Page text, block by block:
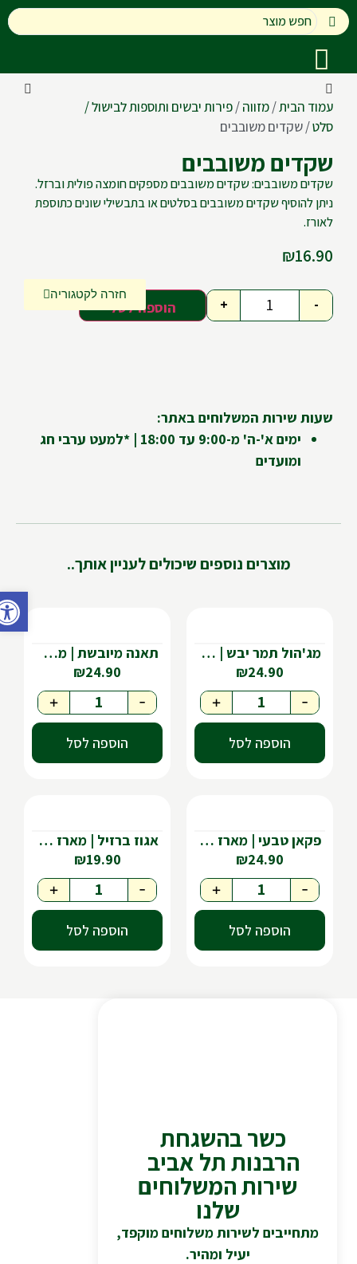
עמוד הבית/מזווה/פירות יבשים ותוספות לבישול /
סלט/ שקדים משובבים
שקדים משובבים
שקדים משובבים: שקדים משובבים מספקים חומצה פולית וברזל.
ניתן להוסיף שקדים משובבים בסלטים או בתבשילי שונים כתוספת
לאורז.
₪16.90
-
+ הוספה לסל
חזרה לקטגוריה
שעות שירות המשלוחים באתר:
ימים א'-ה' מ-9:00 עד 18:00 | *למעט ערבי חג
ומועדים
מוצרים נוספים שיכולים לעניין אותך..
מג'הול תמר יבש | מארז כ-550 גר'
₪24.90
-
+
הוספה לסל
תאנה מיובשת | מארז כ-340 גר'
₪24.90
-
+
הוספה לסל
פקאן טבעי | מארז כ-240 גר'
₪24.90
-
+
הוספה לסל
אגוז ברזיל | מארז כ-200 גר'
₪19.90
-
+
הוספה לסל
כשר בהשגחת
הרבנות תל אביב
שירות המשלוחים
שלנו
מתחייבים לשירות משלוחים מוקפד,
יעיל ומהיר.
פתח